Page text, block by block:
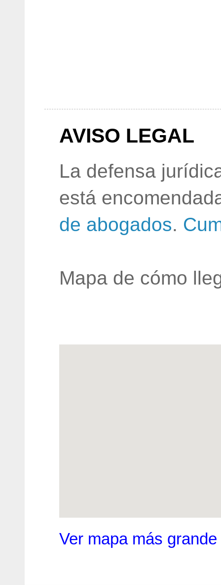
AVISO LEGAL
La defensa
está
de abogados.
Mapa de cómo
Ver mapa más grande